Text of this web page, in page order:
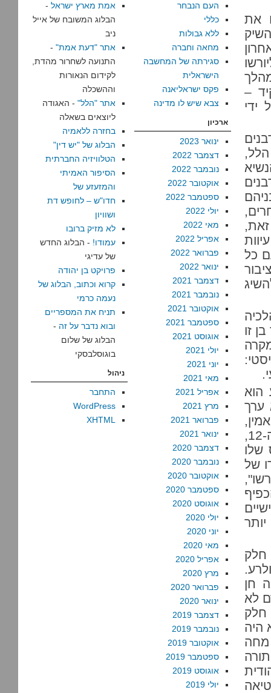
את
–
ידי
כל
זו
הוא
ערך
ועל כן הוא זכאי. יש להניח שאפילו בוואתיקן של יוחנן ה-12,
שלו
של
חלק
חן
לא
חלק
היה
העם הנבחר
כללי
ללא גבולות
מחאה וחברה
סגירתה של המחשבה
הישראלית
פקס ישראליאנה
צבא שיש לו מדינה
ארכיון
ינואר 2023
דצמבר 2022
נובמבר 2022
אוקטובר 2022
ספטמבר 2022
יולי 2022
מאי 2022
אפריל 2022
פברואר 2022
ינואר 2022
דצמבר 2021
נובמבר 2021
אוקטובר 2021
ספטמבר 2021
אוגוסט 2021
יולי 2021
יוני 2021
מאי 2021
אפריל 2021
מרץ 2021
פברואר 2021
ינואר 2021
דצמבר 2020
נובמבר 2020
אוקטובר 2020
ספטמבר 2020
אוגוסט 2020
יולי 2020
יוני 2020
מאי 2020
אפריל 2020
מרץ 2020
פברואר 2020
ינואר 2020
דצמבר 2019
נובמבר 2019
אוקטובר 2019
ספטמבר 2019
אוגוסט 2019
יולי 2019
אמת מארץ ישראל -
הבלוג המשובח של אייל
ניב
אתר "דעת אמת" -
התנועה לשחרור מהדת,
לקידום הנאורות
וההשכלה
אתר "הלל" - האגודה
ליוצאים בשאלה
בחזרה ללאמיה
הבלוג של "יש דין"
הטלוויזיה החברתית
הסיפור האמיתי
והמזעזע של
חדו"ש – לחופש דת
ושוויון
לא מזיק ברובו
עמודו! - הבלוג החדש
של עדיגי
פרויקט בן יהודה
קרוא וכתוב, הבלוג של
נעמה כרמי
תניח את המספריים
ובוא נדבר על זה -
הבלוג של שלום
בוגוסלבסקי
ניהול
התחבר
WordPress
XHTML